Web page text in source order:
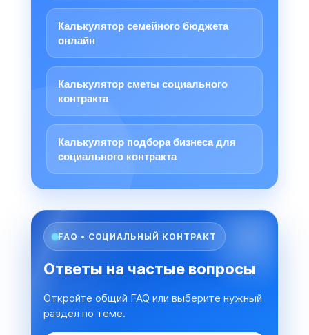
Калькулятор семейного бюджета
онлайн
Калькулятор сметы социального
контракта
Калькулятор подбора бизнеса для
социального контракта
FAQ • СОЦИАЛЬНЫЙ КОНТРАКТ
Ответы на частые вопросы
Откройте общий FAQ или выберите нужный
раздел по теме.